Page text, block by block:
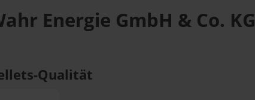
Energie GmbH & Co. KG
Qualität